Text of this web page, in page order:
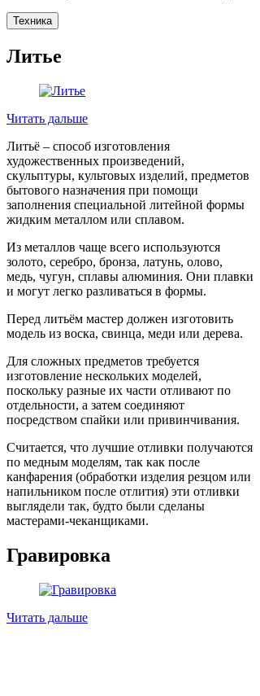
Техника
Литье
Читать дальше
Литьё – способ изготовления
художественных произведений,
скульптуры, культовых изделий, предметов
бытового назначения при помощи
заполнения специальной литейной формы
жидким металлом или сплавом.
Из металлов чаще всего используются
золото, серебро, бронза, латунь, олово,
медь, чугун, сплавы алюминия. Они плавки
и могут легко разливаться в формы.
Перед литьём мастер должен изготовить
модель из воска, свинца, меди или дерева.
Для сложных предметов требуется
изготовление нескольких моделей,
поскольку разные их части отливают по
отдельности, а затем соединяют
посредством спайки или привинчивания.
Считается, что лучшие отливки получаются
по медным моделям, так как после
канфарения (обработки изделия резцом или
напильником после отлития) эти отливки
выглядели так, будто были сделаны
мастерами-чеканщиками.
Гравировка
Читать дальше